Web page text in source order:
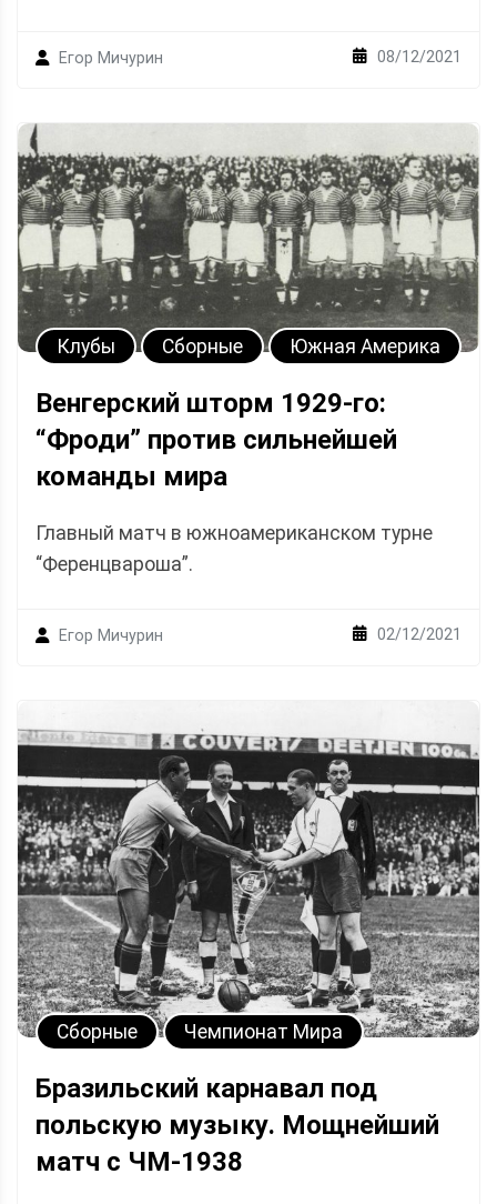
Егор Мичурин 08/12/2021
Клубы Сборные Южная Америка
Венгерский шторм 1929-го:
“Фроди” против сильнейшей
команды мира
Главный матч в южноамериканском турне
“Ференцвароша”.
Егор Мичурин 02/12/2021
Сборные Чемпионат Мира
Бразильский карнавал под
польскую музыку. Мощнейший
матч с ЧМ-1938